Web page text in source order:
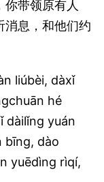
带领原有人
消息，和他们约
liúbèi, dàxǐ
hé
dàilǐng yuán
bīng, dào
yuēdìng rìqí,